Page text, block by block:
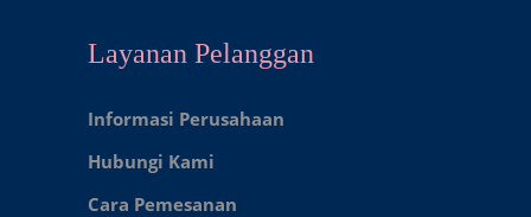
Layanan Pelanggan
Informasi Perusahaan
Hubungi Kami
Cara Pemesanan